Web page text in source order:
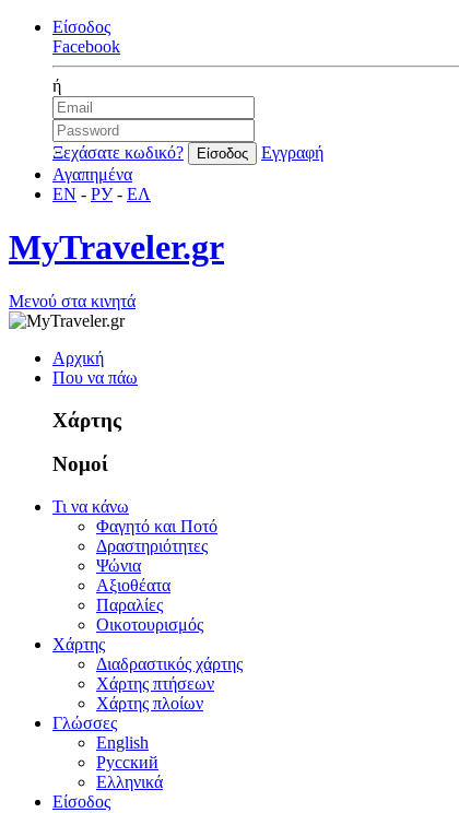
Είσοδος
Facebook
ή
Ξεχάσατε κωδικό?
Εγγραφή
Αγαπημένα
EN - РУ- ΕΛ
MyTraveler.gr
Μενού στα κινητά
Αρχική
Που να πάω
Χάρτης
Νομοί
Τι να κάνω
Φαγητό και Ποτό
Δραστηριότητες
Ψώνια
Αξιοθέατα
Παραλίες
Οικοτουρισμός
Χάρτης
Διαδραστικός χάρτης
Χάρτης πτήσεων
Χάρτης πλοίων
Γλώσσες
English
Русский
Ελληνικά
Είσοδος